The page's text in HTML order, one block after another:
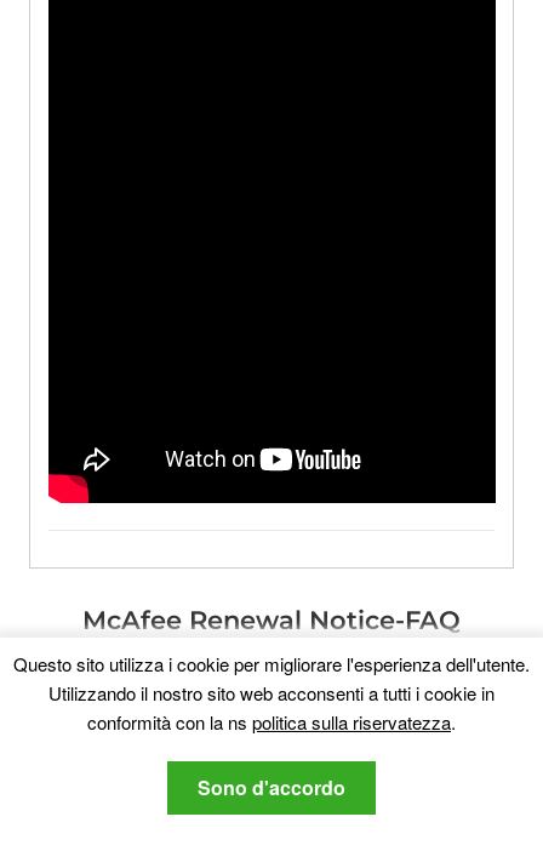
McAfee Renewal Notice-FAQ
What Is McAfee Renewal Notice?
What Are the Symptoms of McAfee
?
Questo sito utilizza i cookie per migliorare l'esperienza dell'utente.
Utilizzando il nostro sito web acconsenti a tutti i cookie in
conformità con la ns politica sulla riservatezza.
Sono d'accordo